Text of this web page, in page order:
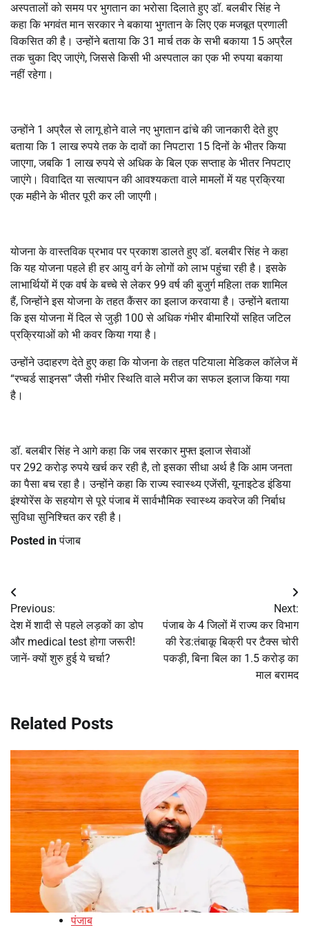
अस्पतालों को समय पर भुगतान का भरोसा दिलाते हुए डॉ. बलबीर सिंह ने
कहा कि भगवंत मान सरकार ने बकाया भुगतान के लिए एक मजबूत प्रणाली
विकसित की है। उन्होंने बताया कि31 मार्च तक के सभी बकाया 15 अप्रैल
तक चुका दिए जाएंगे,जिससे किसी भी अस्पताल का एक भी रुपया बकाया
नहीं रहेगा।
उन्होंने 1 अप्रैल से लागू होने वाले नए भुगतान ढांचे की जानकारी देते हुए
बताया कि 1 लाख रुपये तक के दावों का निपटारा 15दिनों के भीतर किया
जाएगा,जबकि 1 लाख रुपये से अधिक के बिल एक सप्ताह के भीतर निपटाए
जाएंगे। विवादित या सत्यापन की आवश्यकता वाले मामलों में यह प्रक्रिया
एक महीने के भीतर पूरी कर ली जाएगी।
योजना के वास्तविक प्रभाव पर प्रकाश डालते हुए डॉ. बलबीर सिंह ने कहा
कि यह योजना पहले ही हर आयु वर्ग के लोगों को लाभ पहुंचा रही है। इसके
लाभार्थियों में एक वर्ष के बच्चे से लेकर99 वर्ष की बुजुर्ग महिला तक शामिल
हैं,जिन्होंने इस योजना के तहत कैंसर का इलाज करवाया है। उन्होंने बताया
कि इस योजना में दिल से जुड़ी 100 से अधिक गंभीर बीमारियों सहित जटिल
प्रक्रियाओं को भी कवर किया गया है।
उन्होंने उदाहरण देते हुए कहा कि योजना के तहत पटियाला मेडिकल कॉलेज में
“रप्चर्ड साइनस” जैसी गंभीर स्थिति वाले मरीज का सफल इलाज किया गया
है।
डॉ. बलबीर सिंह ने आगे कहा कि जब सरकार मुफ्त इलाज सेवाओं
पर292करोड़ रुपये खर्च कर रही है,तो इसका सीधा अर्थ है कि आम जनता
का पैसा बच रहा है। उन्होंने कहा कि राज्य स्वास्थ्य एजेंसी,यूनाइटेड इंडिया
इंश्योरेंस के सहयोग से पूरे पंजाब में सार्वभौमिक स्वास्थ्य कवरेज की निर्बाध
सुविधा सुनिश्चित कर रही है।
Posted inपंजाब
Post
navigation
Previous:
देश में शादी से पहले लड़कों का डोप
और medical test होगा जरूरी!
जानें- क्यों शुरु हुई ये चर्चा?
Next:
पंजाब के 4 जिलों में राज्य कर विभाग
की रेड:तंबाकू बिक्री पर टैक्स चोरी
पकड़ी, बिना बिल का 1.5 करोड़ का
माल बरामद
Related Posts
पंजाब